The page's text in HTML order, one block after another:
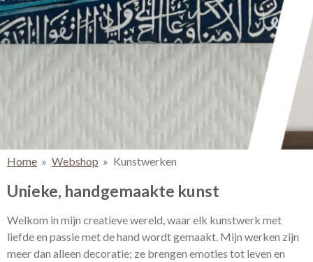
Home » Webshop » Kunstwerken
Unieke, handgemaakte kunst
Welkom in mijn creatieve wereld, waar elk kunstwerk met
liefde en passie met de hand wordt gemaakt. Mijn werken zijn
meer dan alleen decoratie; ze brengen emoties tot leven en